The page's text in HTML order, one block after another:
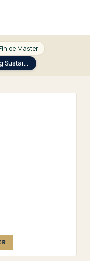
de Máster
Strategies for Promoting Sustainability in SupplyChain Management